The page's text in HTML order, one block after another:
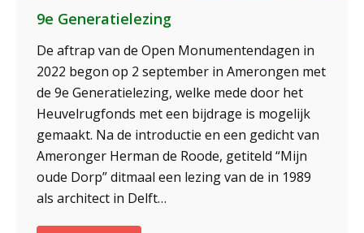
9e Generatielezing
De aftrap van de Open Monumentendagen in
2022 begon op 2 september in Amerongen met
de 9e Generatielezing, welke mede door het
Heuvelrugfonds met een bijdrage is mogelijk
gemaakt. Na de introductie en een gedicht van
Ameronger Herman de Roode, getiteld “Mijn
oude Dorp” ditmaal een lezing van de in 1989
als architect in Delft…